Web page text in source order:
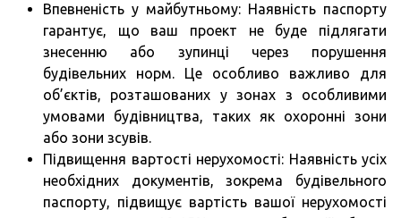
Впевненість у майбутньому: Наявність паспорту
гарантує, що ваш проект не буде підлягати
знесенню або зупинці через порушення
будівельних норм. Це особливо важливо для
об’єктів, розташованих у зонах з особливими
умовами будівництва, таких як охоронні зони
або зони зсувів.
Підвищення вартості нерухомості: Наявність усіх
необхідних документів, зокрема будівельного
паспорту, підвищує вартість вашої нерухомості